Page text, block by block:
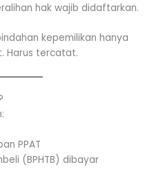
hak wajib didaftarkan.
kepemilikan hanya
Harus tercatat.
PPAT
(BPHTB) dibayar